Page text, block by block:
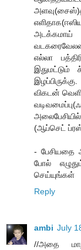
எல்லா
இதுமட்டும்
விகடன்
(ஆப்செட்
- பேசியதை
போல்
செய்யுங்கள்
Reply
ambi July
//அதை